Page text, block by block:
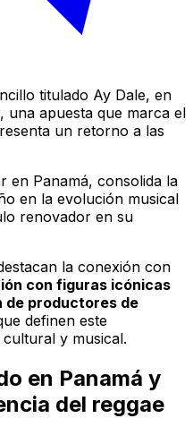
titulado Ay Dale, en
una apuesta que marca el
un retorno a las
en Panamá, consolida la
en la evolución musical
renovador en su
la conexión con
con figuras icónicas
de productores de
definen este
y musical.
en Panamá y
del reggae